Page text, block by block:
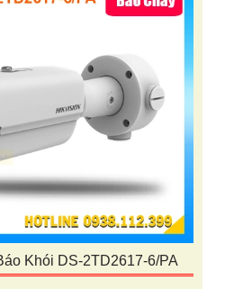
Khói DS-2TD2617-6/PA